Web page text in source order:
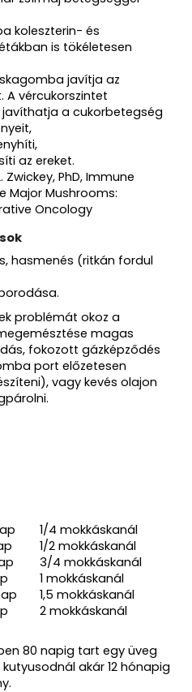
koleszterin- és
is tökéletesen
javítja az
A vércukorszintet
javíthatja a cukorbetegség
az ereket.
Zwickey, PhD, Immune
Major Mushrooms:
Oncology
hasmenés (ritkán fordul
problémát okoz a
magas
fokozott gázképződés
port előzetesen
vagy kevés olajon
1/4 mokkáskanál
1/2 mokkáskanál
3/4 mokkáskanál
1 mokkáskanál
1,5 mokkáskanál
2 mokkáskanál
80 napig tart egy üveg
akár 12 hónapig